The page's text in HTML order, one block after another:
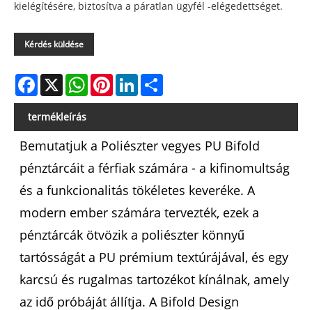
kielégítésére, biztosítva a páratlan ügyfél -elégedettséget.
Kérdés küldése
Facebook
X WhatsAppPinterestLinkedIn
termékleírás
Bemutatjuk a Poliészter vegyes PU Bifold
pénztárcáit a férfiak számára - a kifinomultság
és a funkcionalitás tökéletes keveréke. A
modern ember számára tervezték, ezek a
pénztárcák ötvözik a poliészter könnyű
tartósságát a PU prémium textúrájával, és egy
karcsú és rugalmas tartozékot kínálnak, amely
az idő próbáját állítja. A Bifold Design